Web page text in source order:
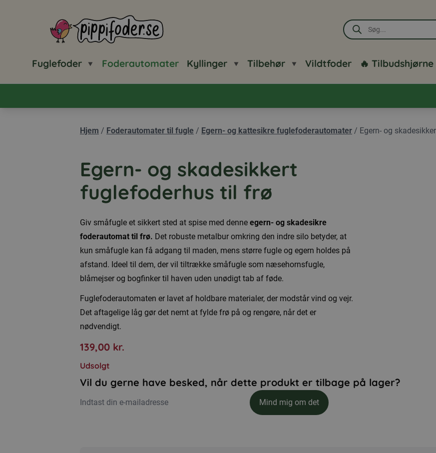
Pippifoder logo
Products
search
Fuglefoder Foderautomater Kyllinger Tilbehør Vildtfoder 🔥 Tilbudshjørne
Hjem / Foderautomater til fugle / Egern- og kattesikre fuglefoderautomater / Egern- og
Egern- og skadesikkert
fuglefoderhus til frø
Giv småfugle et sikkert sted at spise med denne egern- og skadesikre
foderautomat til frø. Det robuste metalbur omkring den indre silo betyder, at
kun småfugle kan få adgang til maden, mens større fugle og egern holdes på
afstand. Ideel til dem, der vil tiltrække småfugle som næsehornsfugle,
blåmejser og bogfinker til haven uden unødigt tab af føde.
Fuglefoderautomaten er lavet af holdbare materialer, der modstår vind og vejr.
Det aftagelige låg gør det nemt at fylde frø på og rengøre, når det er
nødvendigt.
139,00 kr.
Udsolgt
Vil du gerne have besked, når dette produkt er tilbage på lager?
Mind mig om det